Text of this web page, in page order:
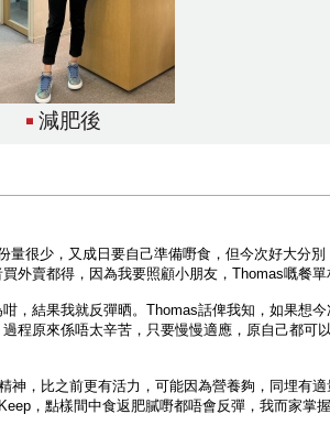
減肥後
量很少，又成日要自己準備嘢食，但今次好大分
外賣都得，因為我要照顧小朋友，Thomas嘅餐單
，結果我就反彈晒。Thomas話俾我知，如果想
程原來係唔太辛苦，只要慢慢適應，原自己都可
神，比之前更有活力，可能因為營養夠，同埋有
，點樣間中食返肥膩嘢都唔會反彈，我而家掌